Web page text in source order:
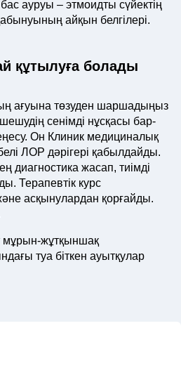
ауруы – этмоидты сүйектің
айқын белгілері.
құтылуға болады
ағуына төзуден шаршадыңыз
сенімді нұсқасы бар-
Он Клиник медициналық
ЛОР дәрігері қабылдайды.
диагностика жасап, тиімді
Терапевтік курс
асқынулардан қорғайды.
мұрын-жұтқыншақ
туа біткен ауытқулар